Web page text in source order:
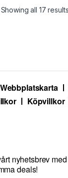
Showing all 17 results
Webbplatskarta
Köpvillkor
nyhetsbrev
deals!